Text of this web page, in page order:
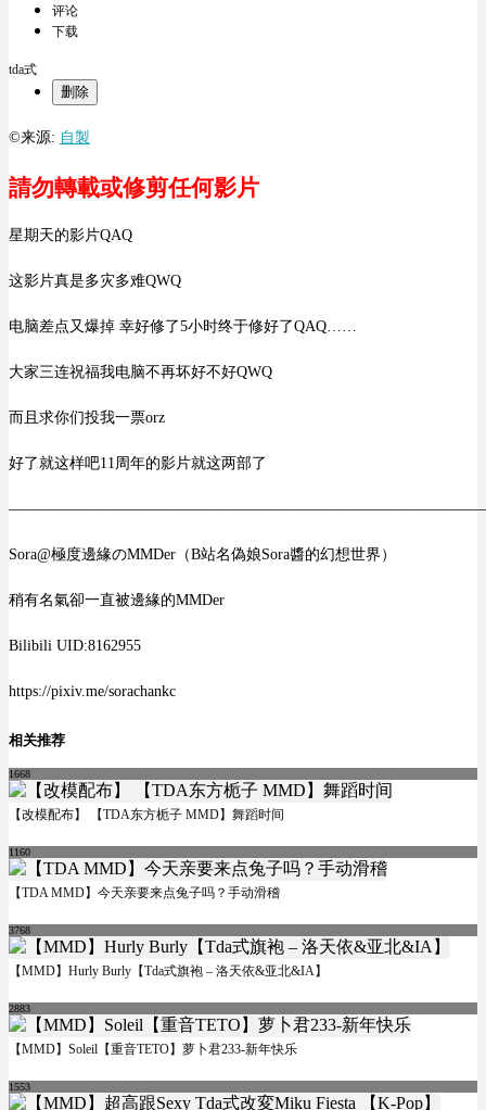
评论
下载
tda式
删除
©来源: 自製
請勿轉載或修剪任何影片
星期天的影片QAQ
这影片真是多灾多难QWQ
电脑差点又爆掉 幸好修了5小时终于修好了QAQ……
大家三连祝福我电脑不再坏好不好QWQ
而且求你们投我一票orz
好了就这样吧11周年的影片就这两部了
Sora@極度邊緣のMMDer（B站名偽娘Sora醬的幻想世界）
稍有名氣卻一直被邊緣的MMDer
Bilibili UID:8162955
https://pixiv.me/sorachankc
相关推荐
1668
【改模配布】 【TDA东方栀子 MMD】舞蹈时间
1160
【TDA MMD】今天亲要来点兔子吗？手动滑稽
3768
【MMD】Hurly Burly【Tda式旗袍 – 洛天依&亚北&IA】
2883
【MMD】Soleil【重音TETO】萝卜君233-新年快乐
1553